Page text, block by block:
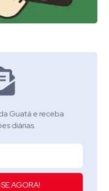
Guatá e receba
diárias.
AGORA!